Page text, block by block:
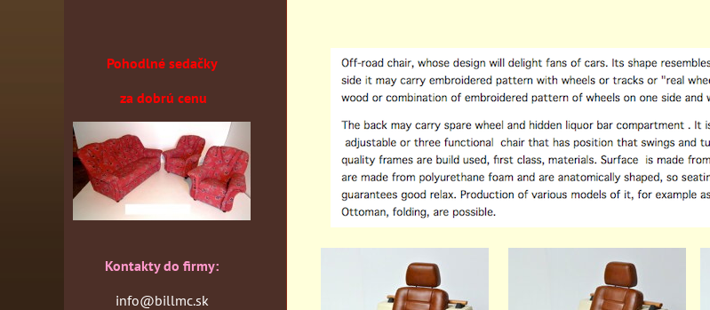
Pohodlné sedačky
za dobrú cenu
Kontakty do firmy:
info@billmc.sk